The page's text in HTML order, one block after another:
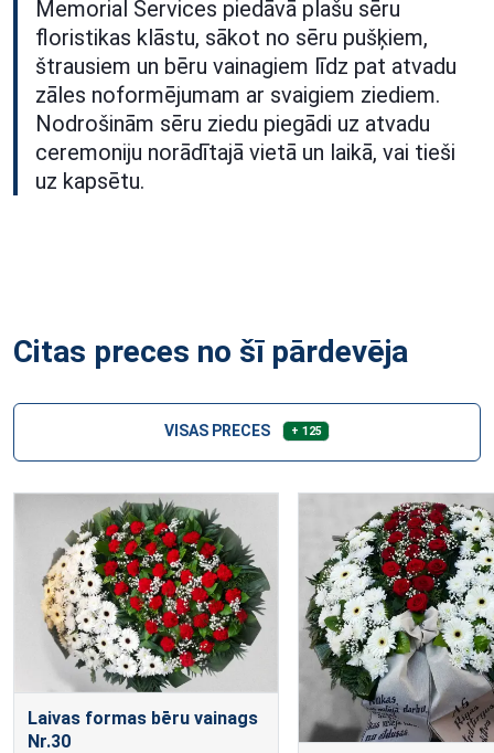
Memorial Services piedāvā plašu sēru
floristikas klāstu, sākot no sēru pušķiem,
štrausiem un bēru vainagiem līdz pat atvadu
zāles noformējumam ar svaigiem ziediem.
Nodrošinām sēru ziedu piegādi uz atvadu
ceremoniju norādītajā vietā un laikā, vai tieši
uz kapsētu.
Citas preces no šī pārdevēja
VISAS PRECES + 125
Laivas formas bēru vainags
Nr.30